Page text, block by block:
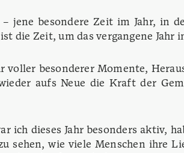
jene besondere Zeit im Jahr, in
die Zeit, um das vergangene
voller besonderer Momente,
aufs Neue die Kraft der
ich dieses Jahr besonders aktiv,
sehen, wie viele Menschen ihre